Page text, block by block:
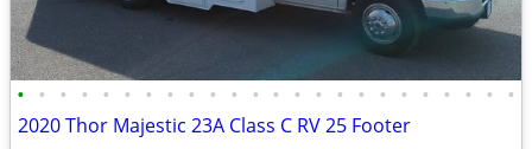
• • • • • • • • • • • • • • • • • • • • • • • •
2020 Thor Majestic 23A Class C RV 25 Footer